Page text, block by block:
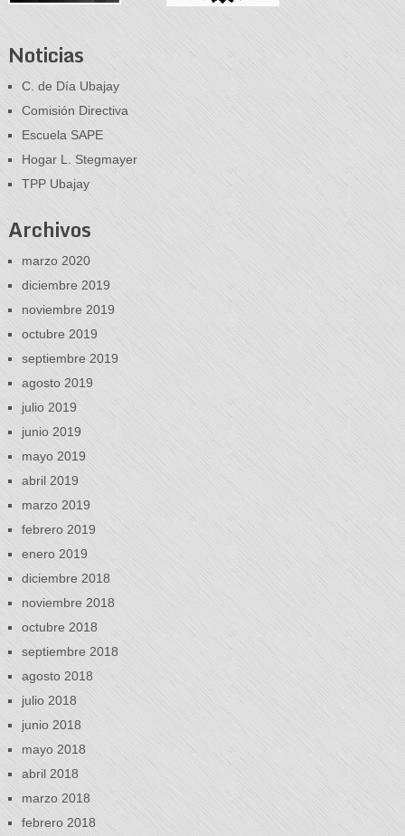
Noticias
C. de Día Ubajay
Comisión Directiva
Escuela SAPE
Hogar L. Stegmayer
TPP Ubajay
Archivos
marzo 2020
diciembre 2019
noviembre 2019
octubre 2019
septiembre 2019
agosto 2019
julio 2019
junio 2019
mayo 2019
abril 2019
marzo 2019
febrero 2019
enero 2019
diciembre 2018
noviembre 2018
octubre 2018
septiembre 2018
agosto 2018
julio 2018
junio 2018
mayo 2018
abril 2018
marzo 2018
febrero 2018